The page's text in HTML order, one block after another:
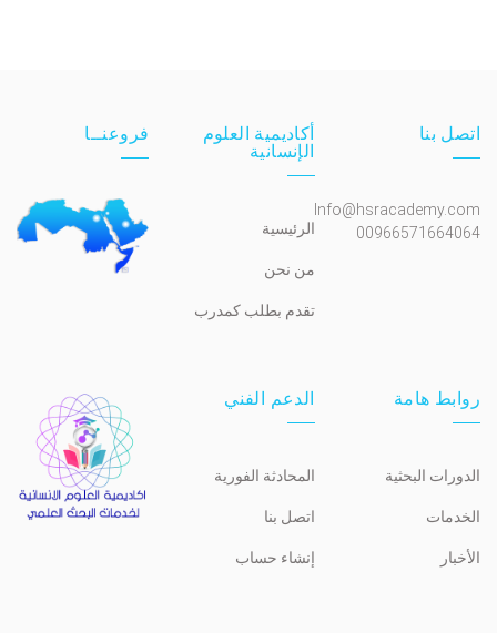
اتصل بنا
Info@hsracademy.com
00966571664064
أكاديمية العلوم
الإنسانية
الرئيسية
من نحن
تقدم بطلب كمدرب
فروعنــا
روابط هامة
الدورات البحثية
الخدمات
الأخبار
الدعم الفني
المحادثة الفورية
اتصل بنا
إنشاء حساب